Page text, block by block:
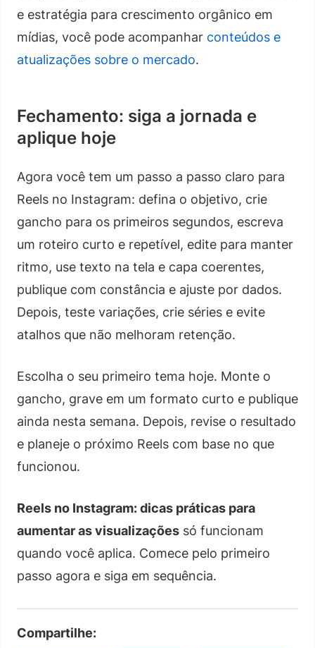
e estratégia para crescimento orgânico em
mídias, você pode acompanhar conteúdos e
atualizações sobre o mercado.
Fechamento: siga a jornada e
aplique hoje
Agora você tem um passo a passo claro para
Reels no Instagram: defina o objetivo, crie
gancho para os primeiros segundos, escreva
um roteiro curto e repetível, edite para manter
ritmo, use texto na tela e capa coerentes,
publique com constância e ajuste por dados.
Depois, teste variações, crie séries e evite
atalhos que não melhoram retenção.
Escolha o seu primeiro tema hoje. Monte o
gancho, grave em um formato curto e publique
ainda nesta semana. Depois, revise o resultado
e planeje o próximo Reels com base no que
funcionou.
Reels no Instagram: dicas práticas para
aumentar as visualizações só funcionam
quando você aplica. Comece pelo primeiro
passo agora e siga em sequência.
Compartilhe: